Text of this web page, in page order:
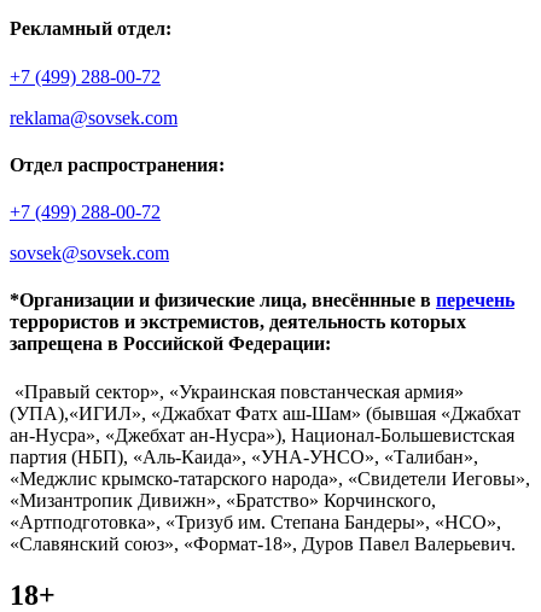
Рекламный отдел:
+7 (499) 288-00-72
reklama@sovsek.com
Отдел распространения:
+7 (499) 288-00-72
sovsek@sovsek.com
*Организации и физические лица, внесённные в перечень
террористов и экстремистов, деятельность которых
запрещена в Российской Федерации:
«Правый сектор», «Украинская повстанческая армия»
(УПА),«ИГИЛ», «Джабхат Фатх аш-Шам» (бывшая «Джабхат
ан-Нусра», «Джебхат ан-Нусра»), Национал-Большевистская
партия (НБП), «Аль-Каида», «УНА-УНСО», «Талибан»,
«Меджлис крымско-татарского народа», «Свидетели Иеговы»,
«Мизантропик Дивижн», «Братство» Корчинского,
«Артподготовка», «Тризуб им. Степана Бандеры», «НСО»,
«Славянский союз», «Формат-18», Дуров Павел Валерьевич.
18+